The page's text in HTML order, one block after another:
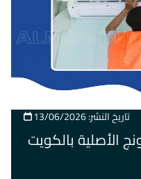
تاريخ النشر: 13/06/2026
الأصلية بالكويت